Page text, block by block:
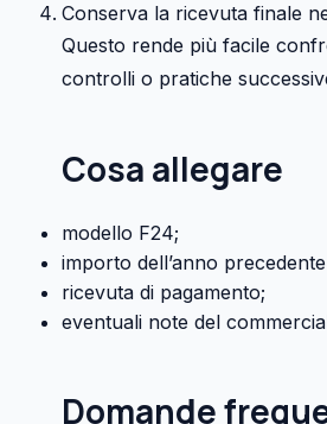
Conserva la ricevuta finale
Questo rende più facile
controlli o pratiche
Cosa allegare
modello F24;
importo dell’anno
ricevuta di pagamento;
eventuali note del
Domande